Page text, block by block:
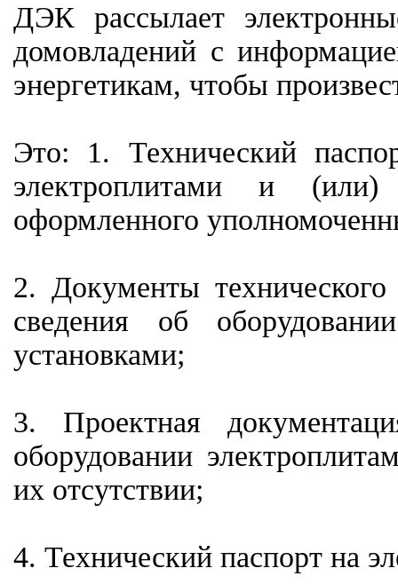
ДЭК рассылает
домовладений с
энергетикам, чтобы
Это: 1. Технический
электроплитами и (или)
оформленного
2. Документы
сведения об
установками;
3. Проектная
оборудовании
их отсутствии;
4. Технический паспорт на